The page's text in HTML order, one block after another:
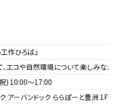
作ひろば』
エコや自然環境について楽しみな
) 10:00～17:00
アーバンドック ららぽーと豊洲 1F